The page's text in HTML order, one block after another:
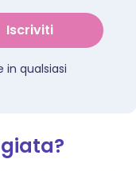
Iscriviti
in qualsiasi